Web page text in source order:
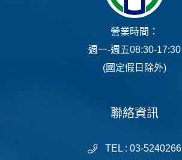
營業時間：
週一-週五08:30-17:30
(國定假日除外)
聯絡資訊
TEL : 03-5240266